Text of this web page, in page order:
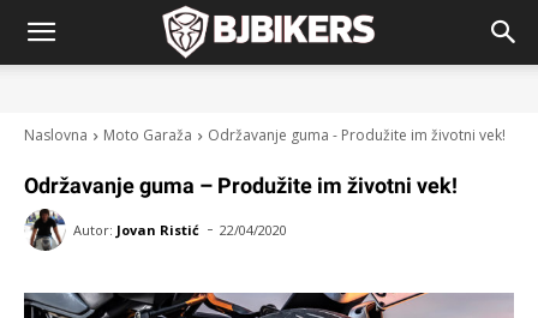
Naslovna Moto Garaža Održavanje guma - Produžite im životni vek!
Održavanje guma – Produžite im životni vek!
Autor: Jovan Ristić - 22/04/2020